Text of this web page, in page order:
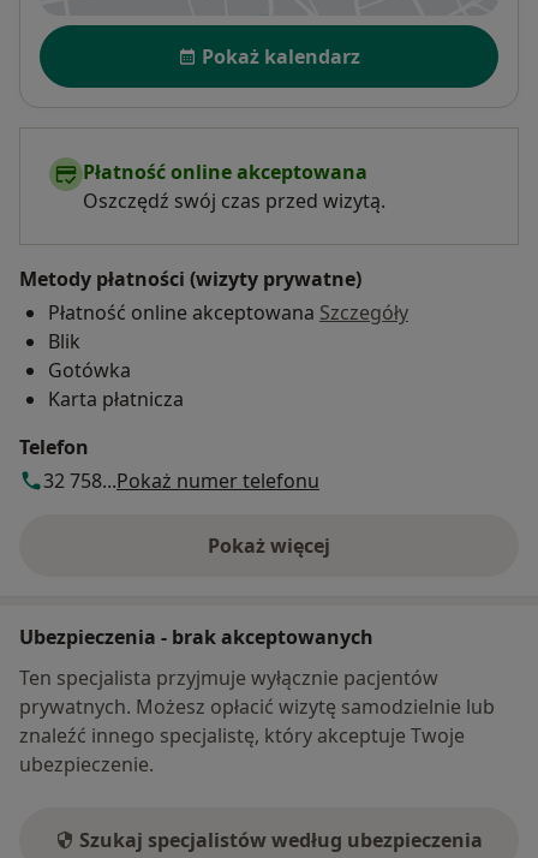
Dostępność
Pokaż kalendarz
Płatność online akceptowana
Oszczędź swój czas przed wizytą.
Metody płatności (wizyty prywatne)
Płatność online akceptowana Szczegóły
Blik
Gotówka
Karta płatnicza
Telefon
32 758...Pokaż numer telefonu
Pokaż więcej
o adresie
Ubezpieczenia - brak akceptowanych
Ten specjalista przyjmuje wyłącznie pacjentów
prywatnych. Możesz opłacić wizytę samodzielnie lub
znaleźć innego specjalistę, który akceptuje Twoje
ubezpieczenie.
Szukaj specjalistów według ubezpieczenia